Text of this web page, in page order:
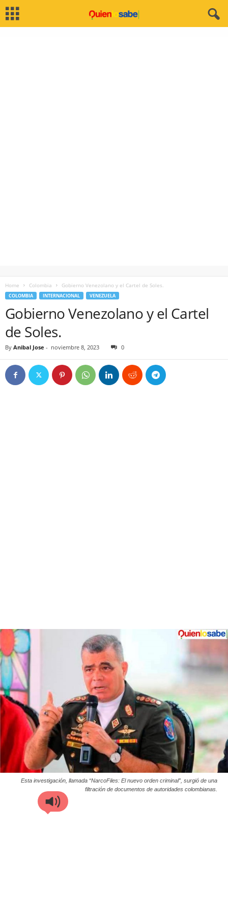
Home Colombia Gobierno Venezolano y el Cartel de Soles.
COLOMBIA INTERNACIONAL VENEZUELA
Gobierno Venezolano y el Cartel
de Soles.
By Anibal Jose - noviembre 8, 2023 0
Esta investigación, llamada “NarcoFiles: El nuevo orden criminal”, surgió de una
filtración de documentos de autoridades colombianas.